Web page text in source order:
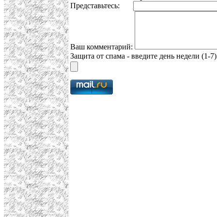
Представьтесь:
Ваш комментарий:
Защита от спама - введите день недели (1-